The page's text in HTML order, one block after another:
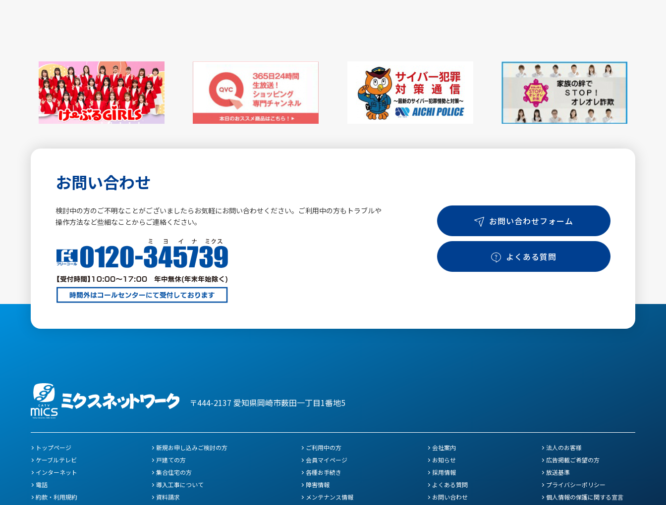
お問い合わせ
検討中の方のご不明なことがございましたらお気軽にお問い合わせください。ご利用中の方もトラブルや
操作方法など些細なことからご連絡ください。
お問い合わせフォーム
よくある質問
〒444-2137 愛知県岡崎市薮田一丁目1番地5
トップページ
ケーブルテレビ
インターネット
電話
約款・利用規約
新規お申し込みご検討の方
戸建ての方
集合住宅の方
導入工事について
資料請求
ご利用中の方
会員マイページ
各種お手続き
障害情報
メンテナンス情報
会社案内
お知らせ
採用情報
よくある質問
お問い合わせ
法人のお客様
広告掲載ご希望の方
放送基準
プライバシーポリシー
個人情報の保護に関する宣言